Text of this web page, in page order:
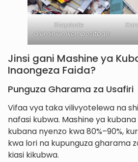
Staplade
aluminiumkompositpaneler
Jinsi gani Mashine ya
Inaongeza Faida?
Punguza Gharama za Usafiri
Vifaa vya taka vilivyotelewa na
nafasi kubwa. Mashine ya
kubana nyenzo kwa 80%–90%,
kwa lori na kupunguza gharama
kiasi kikubwa.